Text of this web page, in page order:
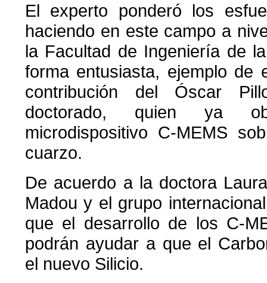
El experto ponderó los
haciendo en este campo a
la Facultad de Ingeniería de
forma entusiasta, ejemplo de
contribución del Óscar
doctorado, quien ya
microdispositivo C-MEMS
cuarzo.
De acuerdo a la doctora
Madou y el grupo
que el desarrollo de los C-
podrán ayudar a que el
el nuevo Silicio.